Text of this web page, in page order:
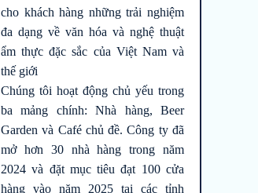
cho khách hàng những trải nghiệm
đa dạng về văn hóa và nghệ thuật
ẩm thực đặc sắc của Việt Nam và
thế giới
Chúng tôi hoạt động chủ yếu trong
ba mảng chính: Nhà hàng, Beer
Garden và Café chủ đề. Công ty đã
mở hơn 30 nhà hàng trong năm
2024 và đặt mục tiêu đạt 100 cửa
hàng vào năm 2025 tại các tỉnh